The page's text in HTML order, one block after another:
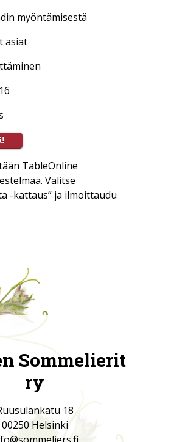
myöntämisestä
asiat
TableOnline
Valitse
-kattaus” ja ilmoittaudu
Sommelierit
ry
18
00250 Helsinki